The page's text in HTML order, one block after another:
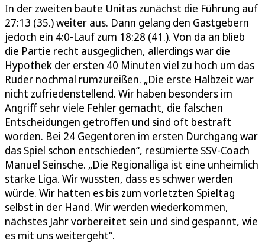
In der zweiten baute Unitas zunächst die Führung auf
27:13 (35.) weiter aus. Dann gelang den Gastgebern
jedoch ein 4:0-Lauf zum 18:28 (41.). Von da an blieb
die Partie recht ausgeglichen, allerdings war die
Hypothek der ersten 40 Minuten viel zu hoch um das
Ruder nochmal rumzureißen. „Die erste Halbzeit war
nicht zufriedenstellend. Wir haben besonders im
Angriff sehr viele Fehler gemacht, die falschen
Entscheidungen getroffen und sind oft bestraft
worden. Bei 24 Gegentoren im ersten Durchgang war
das Spiel schon entschieden“, resümierte SSV-Coach
Manuel Seinsche. „Die Regionalliga ist eine unheimlich
starke Liga. Wir wussten, dass es schwer werden
würde. Wir hatten es bis zum vorletzten Spieltag
selbst in der Hand. Wir werden wiederkommen,
nächstes Jahr vorbereitet sein und sind gespannt, wie
es mit uns weitergeht“.